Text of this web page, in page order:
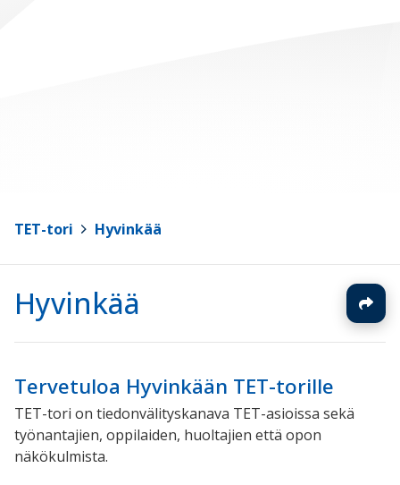
TET-tori Hyvinkää
Hyvinkää
Tervetuloa Hyvinkään TET-torille
TET-tori on tiedonvälityskanava TET-asioissa sekä
työnantajien, oppilaiden, huoltajien että opon
näkökulmista.